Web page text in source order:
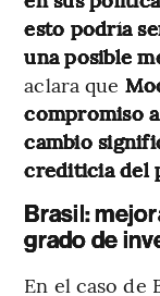
esto podría
una posible
aclara que
compromiso
cambio
crediticia del
Brasil:
grado de
En el caso de